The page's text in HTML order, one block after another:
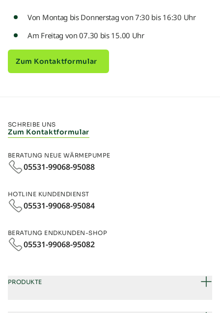
Von Montag bis Donnerstag von 7:30 bis 16:30 Uhr
Am Freitag von 07.30 bis 15.00 Uhr
Zum Kontaktformular
SCHREIBE UNS
Zum Kontaktformular
BERATUNG NEUE WÄRMEPUMPE
05531-99068-95088
HOTLINE KUNDENDIENST
05531-99068-95084
BERATUNG ENDKUNDEN-SHOP
05531-99068‑95082
PRODUKTE